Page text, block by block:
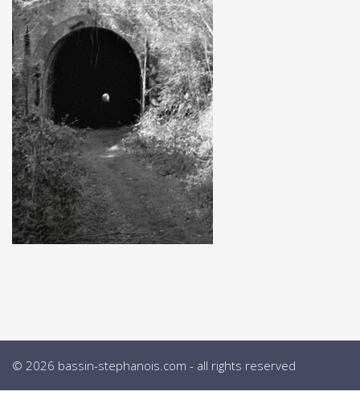
© 2026 bassin-stephanois.com - all rights reserved